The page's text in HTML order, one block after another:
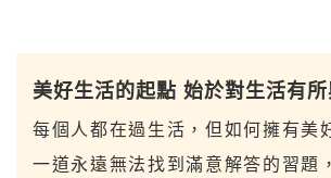
美好生活的起點 始於對生活有
每個人都在過生活，但如何擁有美
一道永遠無法找到滿意解答的習題